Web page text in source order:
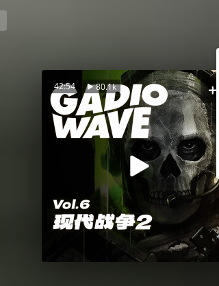
42:54 80.1k